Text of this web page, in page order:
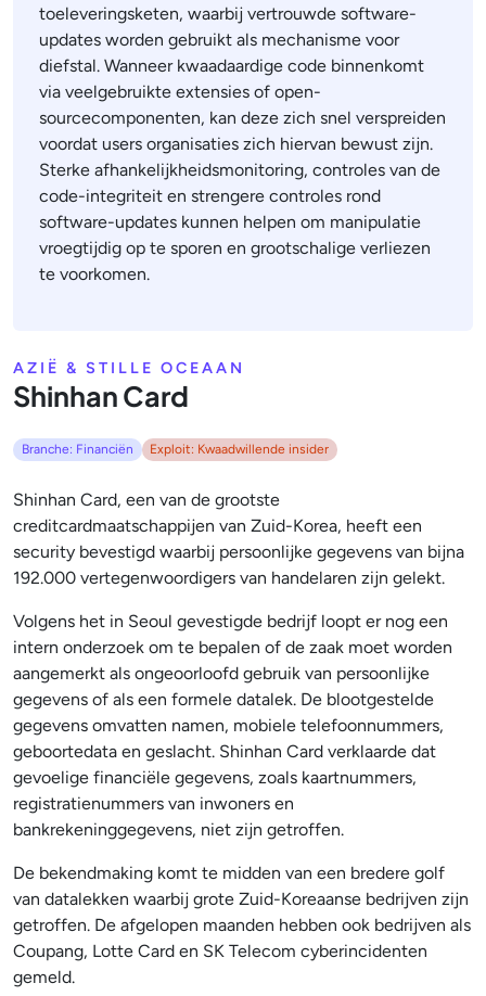
toeleveringsketen, waarbij vertrouwde software-
updates worden gebruikt als mechanisme voor
diefstal. Wanneer kwaadaardige code binnenkomt
via veelgebruikte extensies of open-
sourcecomponenten, kan deze zich snel verspreiden
voordat users organisaties zich hiervan bewust zijn.
Sterke afhankelijkheidsmonitoring, controles van de
code-integriteit en strengere controles rond
software-updates kunnen helpen om manipulatie
vroegtijdig op te sporen en grootschalige verliezen
te voorkomen.
AZIË & STILLE OCEAAN
Shinhan Card
Branche: Financiën Exploit: Kwaadwillende insider
Shinhan Card, een van de grootste
creditcardmaatschappijen van Zuid-Korea, heeft een
security bevestigd waarbij persoonlijke gegevens van bijna
192.000 vertegenwoordigers van handelaren zijn gelekt.
Volgens het in Seoul gevestigde bedrijf loopt er nog een
intern onderzoek om te bepalen of de zaak moet worden
aangemerkt als ongeoorloofd gebruik van persoonlijke
gegevens of als een formele datalek. De blootgestelde
gegevens omvatten namen, mobiele telefoonnummers,
geboortedata en geslacht. Shinhan Card verklaarde dat
gevoelige financiële gegevens, zoals kaartnummers,
registratienummers van inwoners en
bankrekeninggegevens, niet zijn getroffen.
De bekendmaking komt te midden van een bredere golf
van datalekken waarbij grote Zuid-Koreaanse bedrijven zijn
getroffen. De afgelopen maanden hebben ook bedrijven als
Coupang, Lotte Card en SK Telecom cyberincidenten
gemeld.